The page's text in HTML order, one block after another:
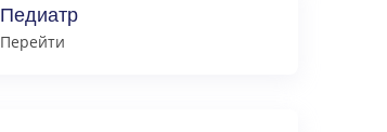
Педиатр
Перейти